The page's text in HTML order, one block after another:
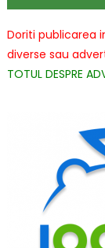
Doriti publicarea
diverse sau
TOTUL DESPRE